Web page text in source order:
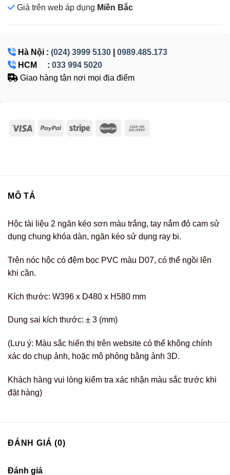
Giá trên web áp dụng Miền Bắc
Hà Nội : (024) 3999 5130
0989.485.173
HCM : 033 994 5020
Giao hàng tận nơi mọi địa điểm
MÔ TẢ
Hộc tài liệu 2 ngăn kéo sơn màu trắng, tay nắm đỏ cam sử
dụng chung khóa dàn, ngăn kéo sử dụng ray bi.
Trên nóc hộc có đệm bọc PVC màu D07, có thể ngồi lên
khi cần.
Kích thước: W396 x D480 x H580 mm
Dung sai kích thước: ± 3 (mm)
(Lưu ý: Màu sắc hiển thị trên website có thể không chính
xác do chụp ảnh, hoặc mô phỏng bằng ảnh 3D.
Khách hàng vui lòng kiểm tra xác nhận màu sắc trước khi
đặt hàng)
ĐÁNH GIÁ (0)
Đánh giá